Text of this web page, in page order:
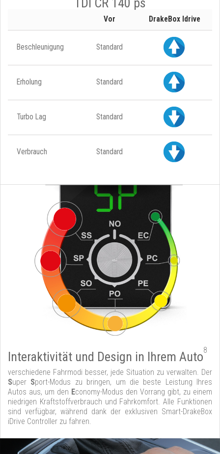
Vor DrakeBox Idrive
Beschleunigung Standard
Erholung Standard
Turbo Lag Standard
Verbrauch Standard
Interaktivität und Design in Ihrem Auto8
verschiedene Fahrmodi besser, jede Situation zu verwalten. Der
Super Sport-Modus zu bringen, um die beste Leistung Ihres
Autos aus, um den Economy-Modus den Vorrang gibt, zu einem
niedrigen Kraftstoffverbrauch und Fahrkomfort. Alle Funktionen
sind verfügbar, während dank der exklusiven Smart-DrakeBox
iDrive Controller zu fahren.